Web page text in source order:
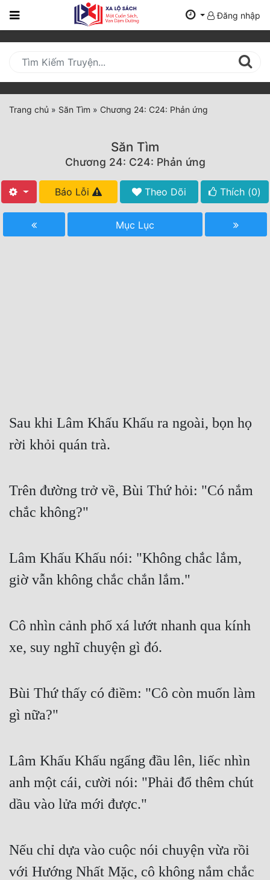
Trang
Mới
Cập
Nhật
(current)
Tất Cả
Du Hí
Dị Giới
Dị Năng
Góc Nhìn Nam
Góc Nhìn Nữ
Huyền Nghi
Huyền Ảo
Đăng nhập
Trang chủ » Săn Tìm » Chương 24: C24: Phản ứng
Săn Tìm
Chương 24: C24: Phản ứng
Báo Lỗi Theo Dõi Thích (0)
Mục Lục
Sau khi Lâm Khấu Khấu ra ngoài, bọn họ
rời khỏi quán trà.
Trên đường trở về, Bùi Thứ hỏi: "Có nắm
chắc không?"
Lâm Khấu Khấu nói: "Không chắc lắm,
giờ vẫn không chắc chắn lắm."
Cô nhìn cảnh phố xá lướt nhanh qua kính
xe, suy nghĩ chuyện gì đó.
Bùi Thứ thấy có điềm: "Cô còn muốn làm
gì nữa?"
Lâm Khấu Khấu ngẩng đầu lên, liếc nhìn
anh một cái, cười nói: "Phải đổ thêm chút
dầu vào lửa mới được."
Nếu chỉ dựa vào cuộc nói chuyện vừa rồi
với Hướng Nhất Mặc, cô không nắm chắc